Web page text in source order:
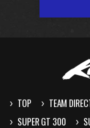
TOP TEAM
SUPER GT 300